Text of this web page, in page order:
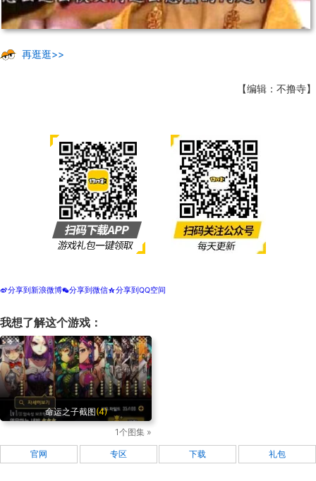
再逛逛>>
【编辑：不撸寺】
t分享到新浪微博w分享到微信z分享到QQ空间
我想了解这个游戏：
命运之子截图(4)
1个图集 »
官网 专区 下载 礼包